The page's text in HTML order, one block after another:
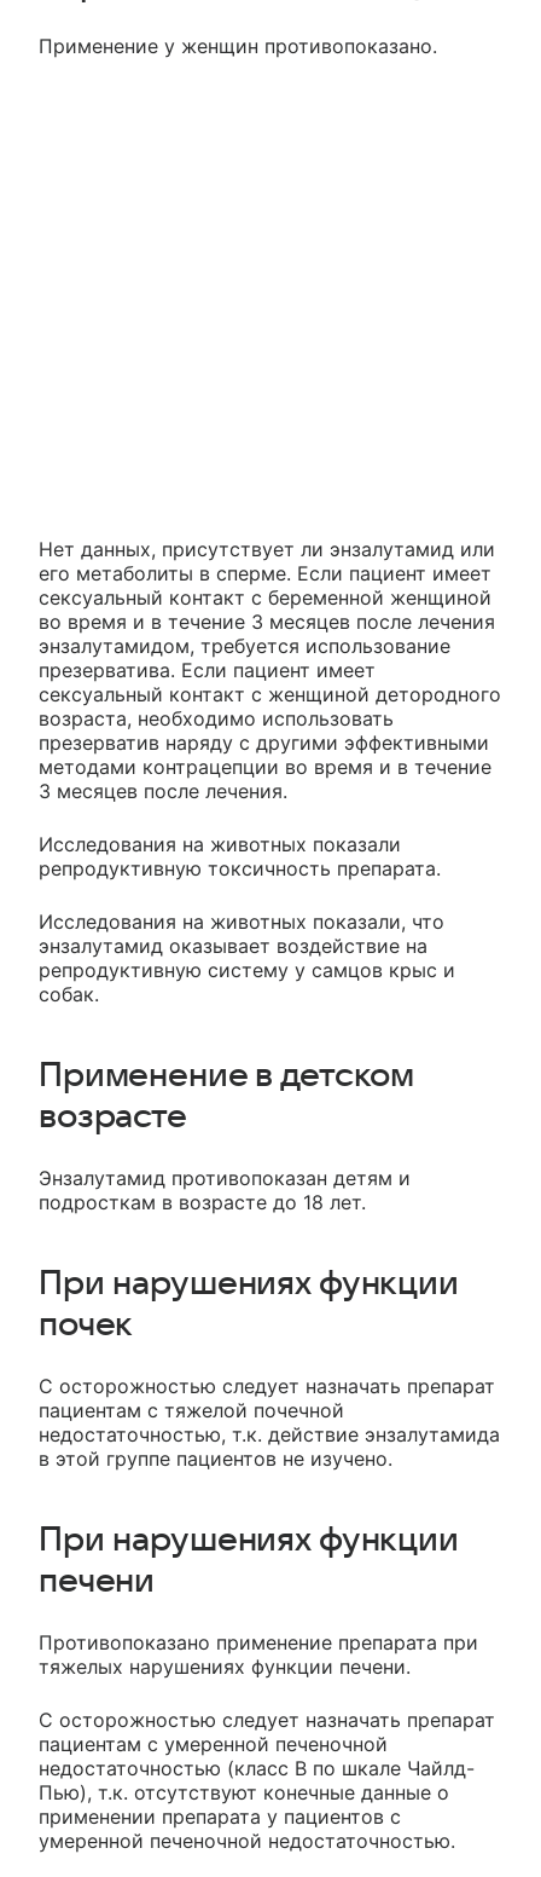
Применение у женщин противопоказано.
Нет данных, присутствует ли энзалутамид или
его метаболиты в сперме. Если пациент имеет
сексуальный контакт с беременной женщиной
во время и в течение 3 месяцев после лечения
энзалутамидом, требуется использование
презерватива. Если пациент имеет
сексуальный контакт с женщиной детородного
возраста, необходимо использовать
презерватив наряду с другими эффективными
методами контрацепции во время и в течение
3 месяцев после лечения.
Исследования на животных показали
репродуктивную токсичность препарата.
Исследования на животных показали, что
энзалутамид оказывает воздействие на
репродуктивную систему у самцов крыс и
собак.
Применение в детском
возрасте
Энзалутамид противопоказан детям и
подросткам в возрасте до 18 лет.
При нарушениях функции
почек
С осторожностью следует назначать препарат
пациентам с тяжелой почечной
недостаточностью, т.к. действие энзалутамида
в этой группе пациентов не изучено.
При нарушениях функции
печени
Противопоказано применение препарата при
тяжелых нарушениях функции печени.
С осторожностью следует назначать препарат
пациентам с умеренной печеночной
недостаточностью (класс В по шкале Чайлд-
Пью), т.к. отсутствуют конечные данные о
применении препарата у пациентов с
умеренной печеночной недостаточностью.